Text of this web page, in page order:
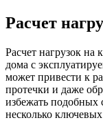
Расчет
Расчет нагрузок на
дома с
может привести к
протечки и даже
избежать подобных
несколько